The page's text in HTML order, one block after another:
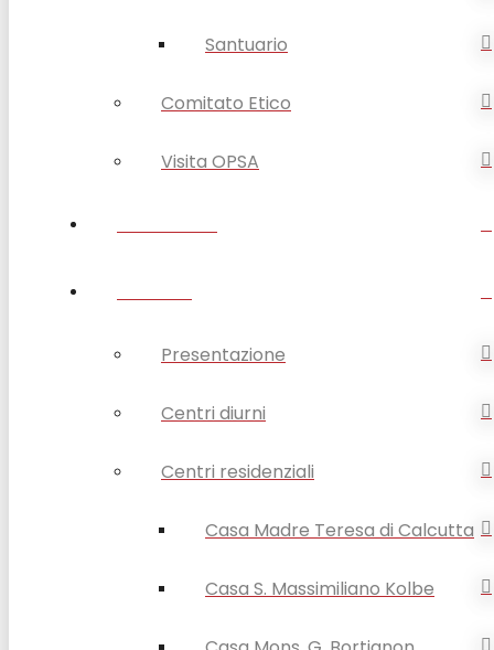
Santuario
Comitato Etico
Visita OPSA
Presentazione
Centri diurni
Centri residenziali
Casa Madre Teresa di Calcutta
Casa S. Massimiliano Kolbe